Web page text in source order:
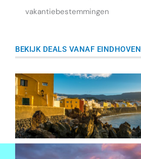
vakantiebestemmingen
BEKIJK DEALS VANAF EINDHOVEN